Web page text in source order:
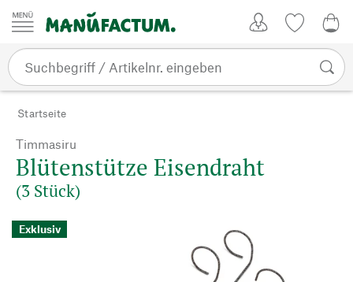
Zum Inhalt springen
Startseite
Timmasiru
Blütenstütze Eisendraht
(3 Stück)
Exklusiv